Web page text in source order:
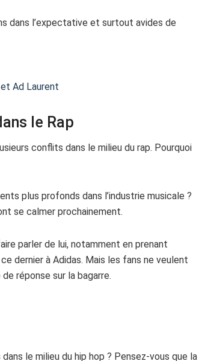
dans l’expectative et surtout avides de
Ad Laurent
le Rap
conflits dans le milieu du rap. Pourquoi
plus profonds dans l’industrie musicale ?
se calmer prochainement.
parler de lui, notamment en prenant
dernier à Adidas. Mais les fans ne veulent
réponse sur la bagarre.
le milieu du hip hop ? Pensez-vous que la